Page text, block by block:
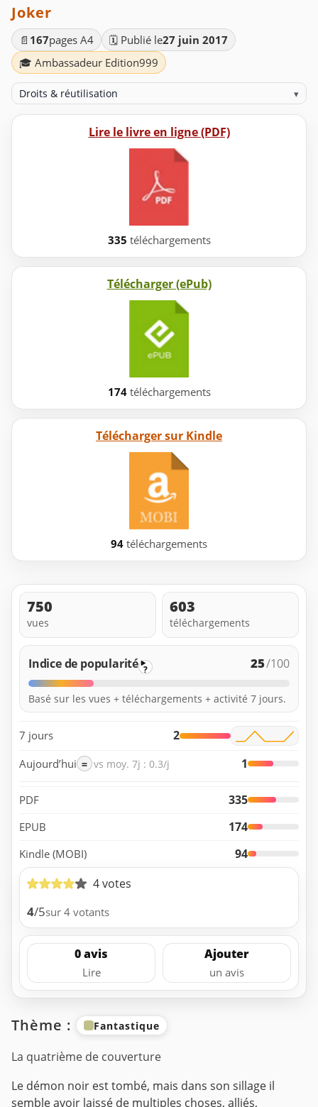
Joker
📄 167pages A4 🗓️ Publié le27 juin 2017
🎓 Ambassadeur Edition999
Droits & réutilisation ▾
Lire le livre en ligne (PDF)
335 téléchargements
Télécharger (ePub)
174téléchargements
Télécharger sur Kindle
94 téléchargements
750
vues
603
téléchargements
Indice de popularité ? 25/100
Basé sur les vues + téléchargements + activité 7 jours.
7 jours 2
Aujourd’hui = vs moy. 7j : 0.3/j 1
PDF 335
EPUB 174
Kindle (MOBI)
94
4 votes
4/5sur 4 votants
0 avis
Lire
Ajouter
un avis
Thème : Fantastique
La quatrième de couverture
Le démon noir est tombé, mais dans son sillage il
semble avoir laissé de multiples choses, alliés,